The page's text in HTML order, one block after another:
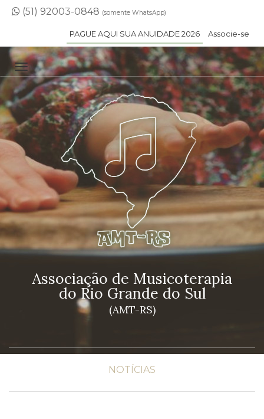
(51) 92003-0848 (somente WhatsApp)
PAGUE AQUI SUA ANUIDADE 2026 Associe-se
TOGGLE NAVIGATION
Associação de Musicoterapia
do Rio Grande do Sul
(AMT-RS)
NOTÍCIAS